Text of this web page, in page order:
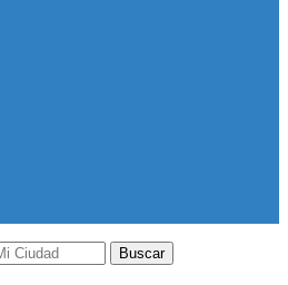
Buscar